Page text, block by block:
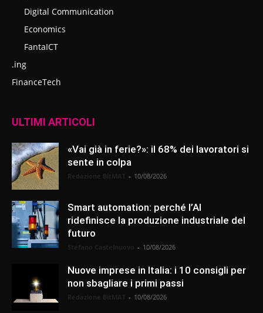
Digital Communication
Economics
FantaICT
.ing
FinanceTech
ULTIMI ARTICOLI
«Vai già in ferie?»: il 68% dei lavoratori si
sente in colpa
- 10/08/2026
Smart automation: perché l’AI
ridefinisce la produzione industriale del
futuro
- 10/08/2026
Nuove imprese in Italia: i 10 consigli per
non sbagliare i primi passi
- 10/08/2026